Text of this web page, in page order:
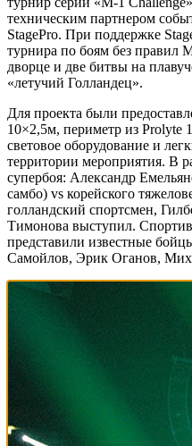
техническим партнером
StagePro. При поддержке
турнира по боям без правил
дворце и две битвы на
«летучий Голландец».
Для проекта были
10×2,5м, периметр из Prolyte
световое оборудование и
территории мероприятия. В
супербоя: Александр
самбо) vs корейского
голландский спортсмен,
Тимонова выступил.
представили известные
Самойлов, Эрик Оганов,